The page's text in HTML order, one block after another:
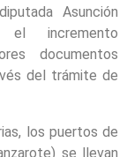
Asunción
el incremento
documentos
del trámite de
los puertos de
se llevan